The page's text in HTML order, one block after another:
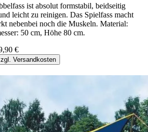
ist absolut formstabil, beidseitig
leicht zu reinigen. Das Spielfass macht
nebenbei noch die Muskeln. Material:
50 cm, Höhe 80 cm.
€
Versandkosten